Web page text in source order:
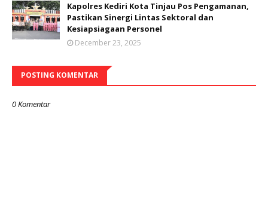
Kapolres Kediri Kota Tinjau Pos Pengamanan,
Pastikan Sinergi Lintas Sektoral dan
Kesiapsiagaan Personel
December 23, 2025
POSTING KOMENTAR
0 Komentar